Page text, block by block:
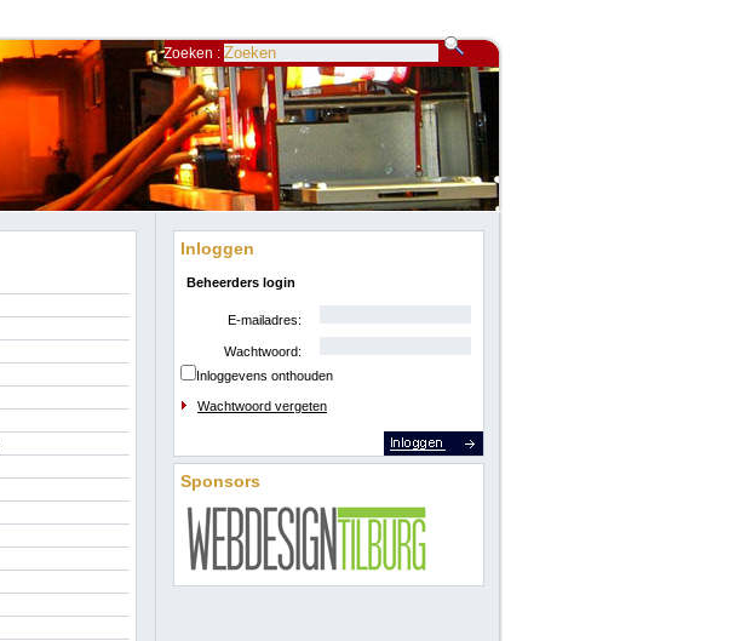
Zoeken :
Inloggen
Beheerders login
E-mailadres:
Wachtwoord:
Inloggevens onthouden
Wachtwoord vergeten
Sponsors